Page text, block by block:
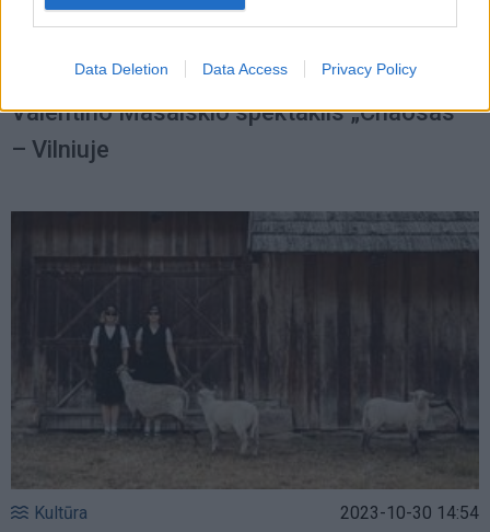
Data Deletion Data Access Privacy Policy
Renginiai 2023-11-21 13:54
Valentino Masalskio spektaklis „Chaosas“
– Vilniuje
Kultūra 2023-10-30 14:54